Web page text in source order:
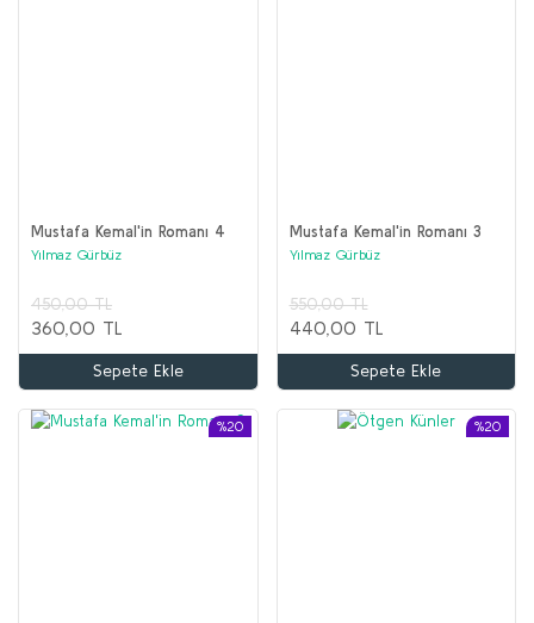
Mustafa Kemal'in Romanı 4
Yılmaz Gürbüz
450,00 TL
360,00 TL
Sepete Ekle
Mustafa Kemal'in Romanı 3
Yılmaz Gürbüz
550,00 TL
440,00 TL
Sepete Ekle
%20 %20